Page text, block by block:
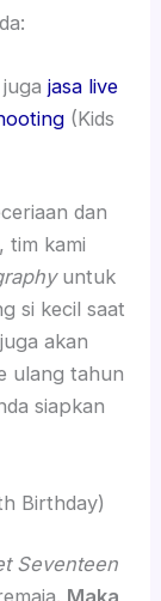
jasa live
(Kids
dan
, tim kami
untuk
si kecil saat
akan
ulang tahun
siapkan
Birthday)
Seventeen